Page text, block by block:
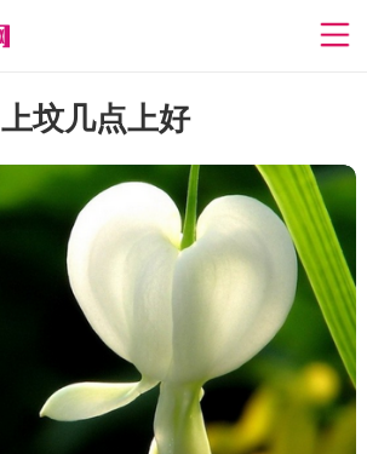
上坟几点上好